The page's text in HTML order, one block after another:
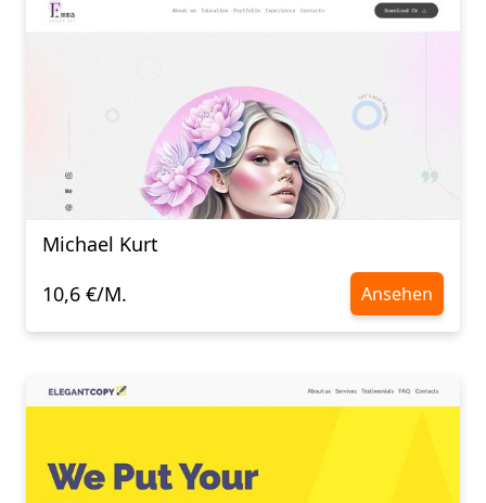
Michael Kurt
10,6 €/M.
Ansehen